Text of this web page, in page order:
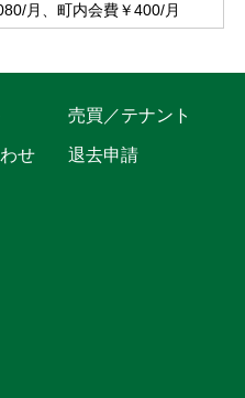
月、町内会費￥400/月
売買／テナント
せ
退去申請